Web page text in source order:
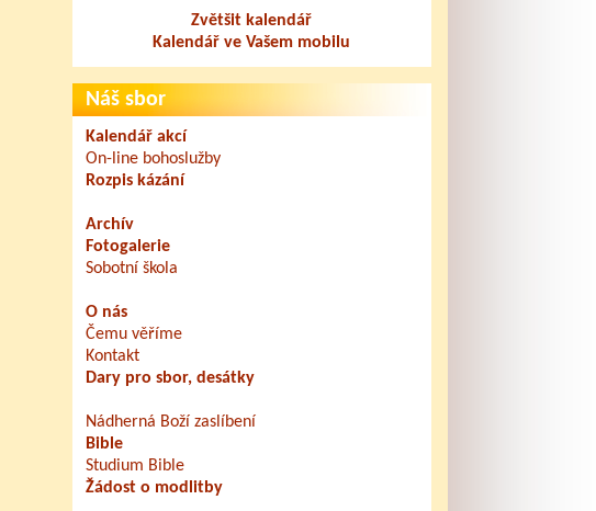
Zvětšit kalendář
Kalendář ve Vašem mobilu
Náš sbor
Kalendář akcí
On-line bohoslužby
Rozpis kázání
Archív
Fotogalerie
Sobotní škola
O nás
Čemu věříme
Kontakt
Dary pro sbor, desátky
Nádherná Boží zaslíbení
Bible
Studium Bible
Žádost o modlitby